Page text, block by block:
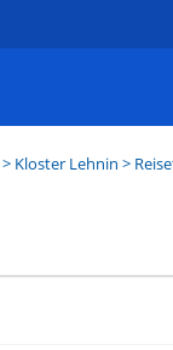
> Kloster Lehnin >